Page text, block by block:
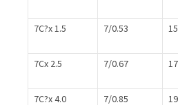
7C?x 1.5 7/0.53
7Cx 2.5 7/0.67
7C?x 4.0 7/0.85